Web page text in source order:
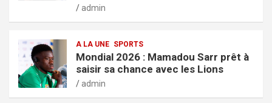
admin
A LA UNE SPORTS
Mondial 2026 : Mamadou Sarr prêt à
saisir sa chance avec les Lions
admin